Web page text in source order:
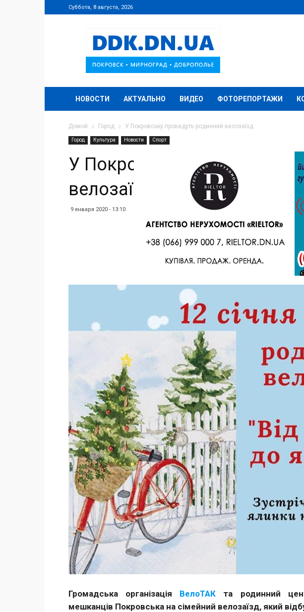
Суббота, 8 августа, 2026
DDK.DN.UA
НОВОСТИ АКТУАЛЬНО ВИДЕО ФОТОРЕПОРТАЖИ
Домой Город У Покровську проведуть родинний велозаїзд
Город Культура Новости Спорт
У Покровську проведуть
велозаїзд
9 января 2020 - 13:10
Громадська організація ВелоТАК та родинний
мешканців Покровська на сімейний велозаїзд, який